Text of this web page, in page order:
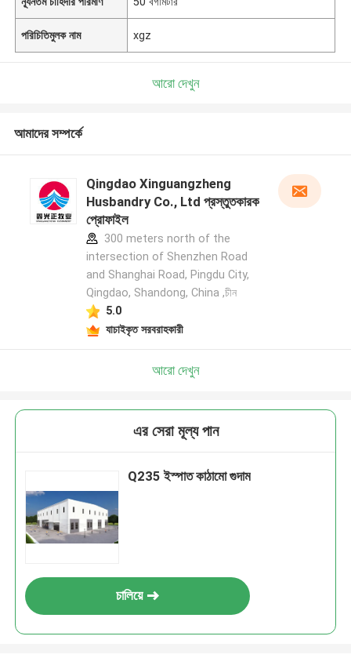
পরিচিতিমুলক নাম xgz
আরো দেখুন
আমাদের সম্পর্কে
Qingdao Xinguangzheng
Husbandry Co., Ltd প্রস্তুতকারক
প্রোফাইল
300 meters north of the
intersection of Shenzhen Road
and Shanghai Road, Pingdu City,
Qingdao, Shandong, China ,চীন
5.0
যাচাইকৃত সরবরাহকারী
আরো দেখুন
এর সেরা মূল্য পান
Q235 ইস্পাত কাঠামো গুদাম
চালিয়ে